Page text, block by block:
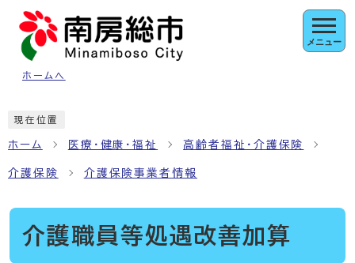
ページの先頭です
ホームへ
メニュー
現在位置
ホーム 医療・健康・福祉 高齢者福祉・介護保険
介護保険 介護保険事業者情報
介護職員等処遇改善加算